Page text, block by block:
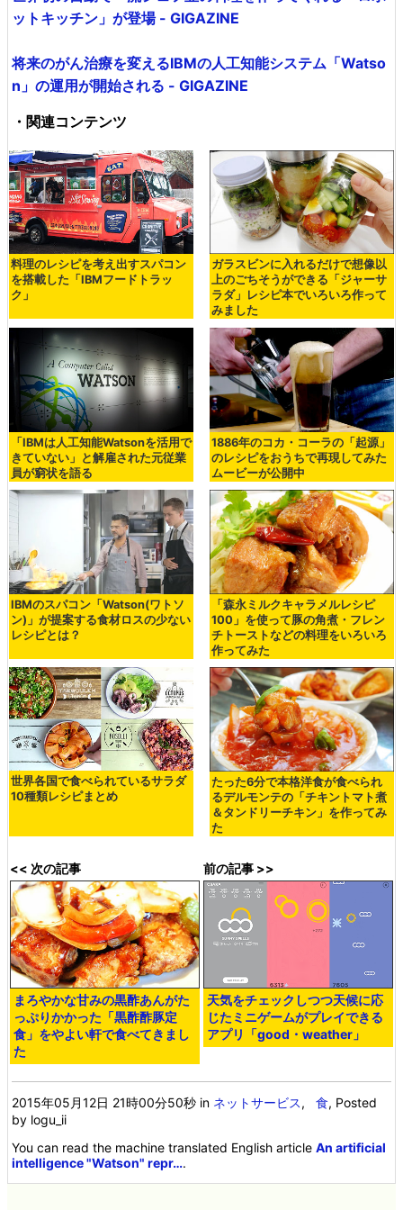
ットキッチン」が登場 - GIGAZINE
将来のがん治療を変えるIBMの人工知能システム「Watso
n」の運用が開始される - GIGAZINE
・関連コンテンツ
料理のレシピを考え出すスパコン
を搭載した「IBMフードトラッ
ク」
ガラスビンに入れるだけで想像以
上のごちそうができる「ジャーサ
ラダ」レシピ本でいろいろ作って
みました
「IBMは人工知能Watsonを活用で
きていない」と解雇された元従業
員が窮状を語る
1886年のコカ・コーラの「起源」
のレシピをおうちで再現してみた
ムービーが公開中
IBMのスパコン「Watson(ワトソ
ン)」が提案する食材ロスの少ない
レシピとは？
「森永ミルクキャラメルレシピ
100」を使って豚の角煮・フレン
チトーストなどの料理をいろいろ
作ってみた
世界各国で食べられているサラダ
10種類レシピまとめ
たった6分で本格洋食が食べられ
るデルモンテの「チキントマト煮
＆タンドリーチキン」を作ってみ
た
<< 次の記事
まろやかな甘みの黒酢あんがた
っぷりかかった「黒酢酢豚定
食」をやよい軒で食べてきまし
た
前の記事 >>
天気をチェックしつつ天候に応
じたミニゲームがプレイできる
アプリ「good・weather」
2015年05月12日 21時00分50秒 in ネットサービス,食, Posted
by logu_ii
You can read the machine translated English articleAn artificial
intelligence "Watson" repr….